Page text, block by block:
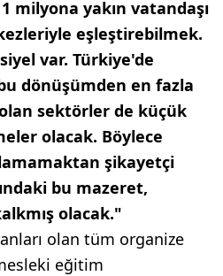
milyona yakın vatandaşı
eşleştirebilmek.
var. Türkiye'de
dönüşümden en fazla
sektörler de küçük
olacak. Böylece
şikayetçi
bu mazeret,
olacak."
olan tüm organize
eğitim